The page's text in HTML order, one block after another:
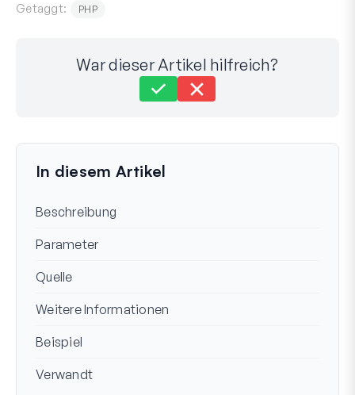
Getaggt: PHP
War dieser Artikel hilfreich?
Zuletzt aktualisiert am 30. Jan 2024
In diesem Artikel
Beschreibung
Parameter
Quelle
Weitere Informationen
Beispiel
Verwandt